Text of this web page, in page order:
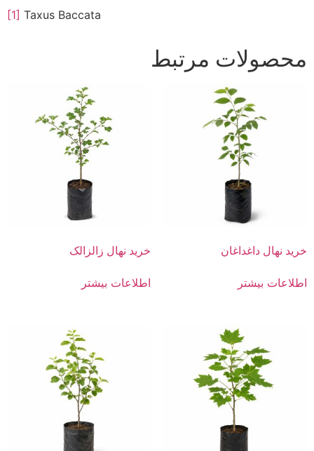
[1] Taxus Baccata
محصولات مرتبط
خرید نهال داغداغان
اطلاعات بیشتر
خرید نهال زالزالک
اطلاعات بیشتر